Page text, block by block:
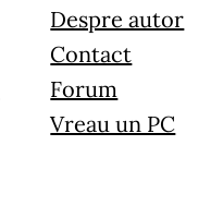
Despre autor
Contact
Forum
Vreau un PC